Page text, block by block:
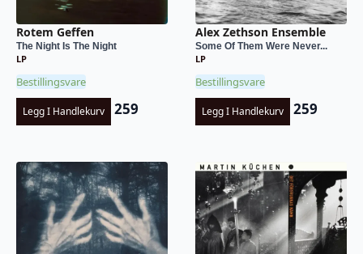
Rotem Geffen
The Night Is The Night
LP
Bestillingsvare
Legg I Handlekurv 259
Alex Zethson Ensemble
Some Of Them Were Never...
LP
Bestillingsvare
Legg I Handlekurv 259